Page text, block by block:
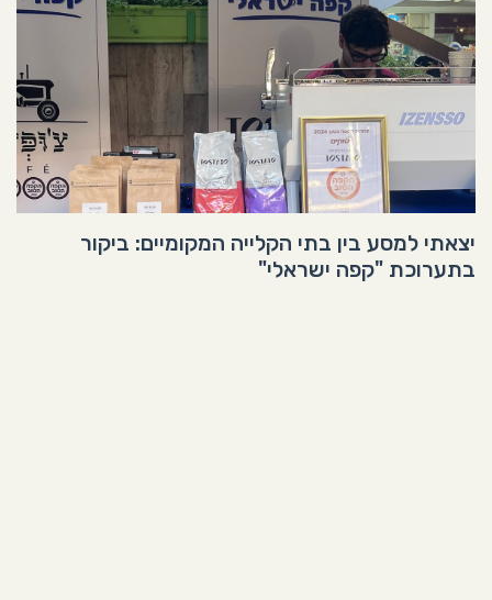
יצאתי למסע בין בתי הקלייה המקומיים: ביקור
בתערוכת "קפה ישראלי"